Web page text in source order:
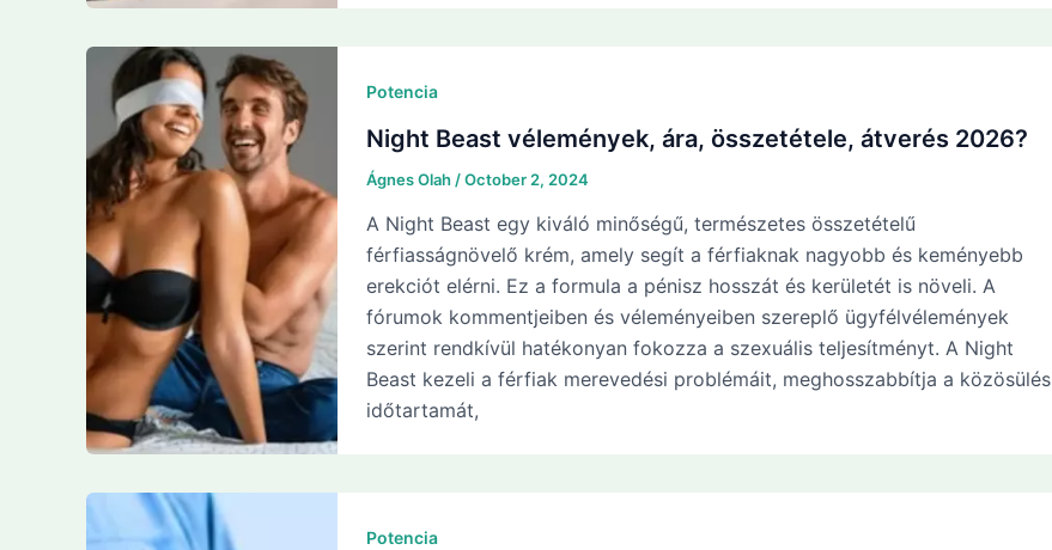
Potencia
Night Beast vélemények, ára, összetétele, átverés 2026?
Ágnes Olah /October 2, 2024
A Night Beast egy kiváló minőségű, természetes összetételű
férfiasságnövelő krém, amely segít a férfiaknak nagyobb és keményebb
erekciót elérni. Ez a formula a pénisz hosszát és kerületét is növeli. A
fórumok kommentjeiben és véleményeiben szereplő ügyfélvélemények
szerint rendkívül hatékonyan fokozza a szexuális teljesítményt. A Night
Beast kezeli a férfiak merevedési problémáit, meghosszabbítja a közösülés
időtartamát,
Potencia